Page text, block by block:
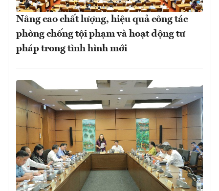
Nâng cao chất lượng, hiệu quả công tác
phòng chống tội phạm và hoạt động tư
pháp trong tình hình mới